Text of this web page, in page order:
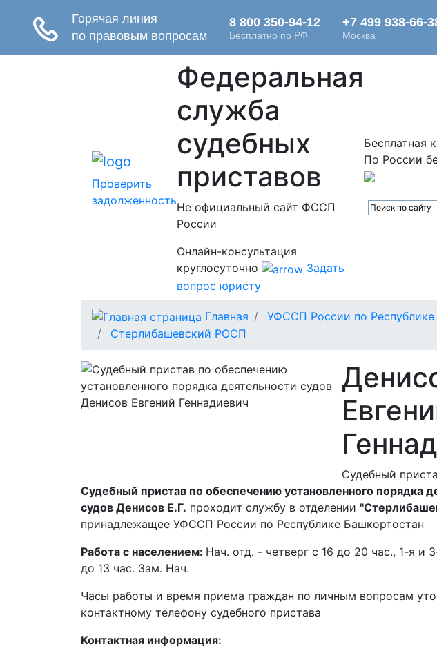
Проверить
задолженность
Федеральная
служба
судебных
приставов
Не официальный сайт ФССП
России
Онлайн-консультация
круглосуточно
Задать
вопрос юристу
Бесплатная
По России
Главная
УФССП России по Республике
Стерлибашевский РОСП
Судебный
Судебный пристав по обеспечению установленного порядка
судов Денисов Е.Г. проходит службу в отделении
принадлежащее УФССП России по Республике Башкортостан
Работа с населением: Нач. отд. - четверг с 16 до 20 час., 1-я и
до 13 час. Зам. Нач.
Часы работы и время приема граждан по личным вопросам
контактному телефону судебного пристава
Контактная информация: